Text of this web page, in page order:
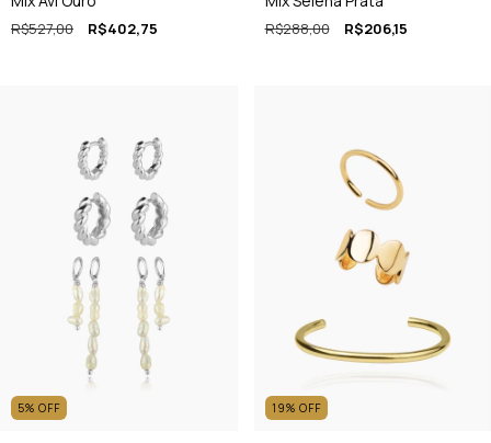
R$527,00 R$402,75 R$288,00 R$206,15
5% OFF 19% OFF